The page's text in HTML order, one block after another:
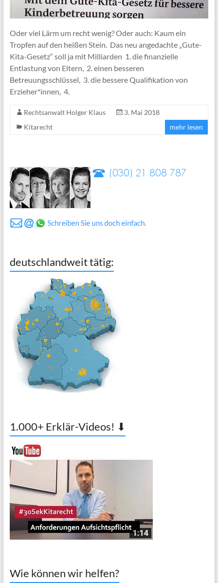
Oder viel Lärm um recht wenig? Oder auch: Kaum ein
Tropfen auf den heißen Stein. Das neu angedachte „Gute-
Kita-Gesetz“ soll ja mit Milliarden 1. die finanzielle
Entlastung von Eltern, 2. einen besseren
Betreuungsschlüssel, 3. die bessere Qualifikation von
Erzieher*innen, 4.
Rechtsanwalt Holger Klaus
3. Mai 2018
Kitarecht
mehr lesen
deutschlandweit tätig:
1.000+ Erklär-Videos! ⬇
Wie können wir helfen?